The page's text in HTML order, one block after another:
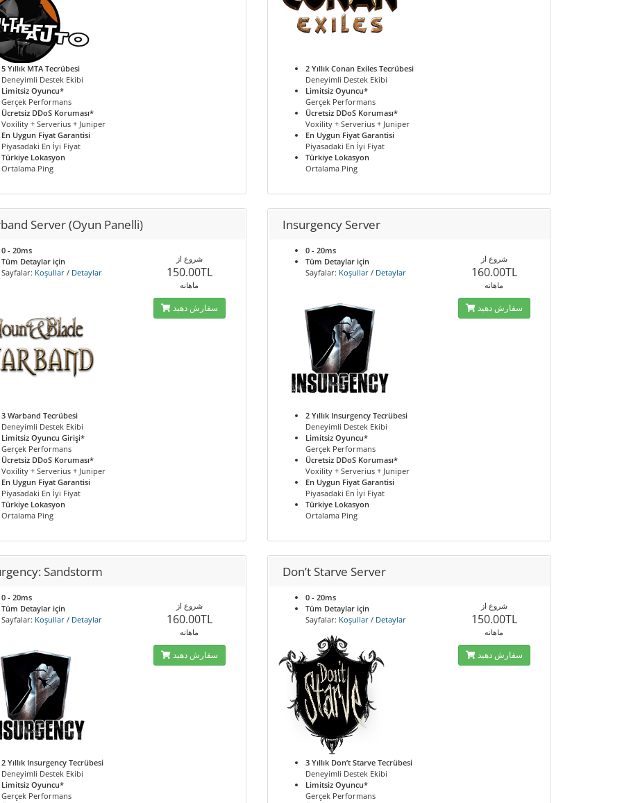
5 Yıllık MTA Tecrübesi
Deneyimli Destek Ekibi
Limitsiz Oyuncu*
Gerçek Performans
Ücretsiz DDoS Koruması*
Voxility + Serverius + Juniper
En Uygun Fiyat Garantisi
Piyasadaki En İyi Fiyat
Türkiye Lokasyon
Ortalama Ping
2 Yıllık Conan Exiles Tecrübesi
Deneyimli Destek Ekibi
Limitsiz Oyuncu*
Gerçek Performans
Ücretsiz DDoS Koruması*
Voxility + Serverius + Juniper
En Uygun Fiyat Garantisi
Piyasadaki En İyi Fiyat
Türkiye Lokasyon
Ortalama Ping
Server (Oyun Panelli)
0 - 20ms
Tüm Detaylar için
Sayfalar: Koşullar/ Detaylar
3 Warband Tecrübesi
Deneyimli Destek Ekibi
Limitsiz Oyuncu Girişi*
Gerçek Performans
Ücretsiz DDoS Koruması*
Voxility + Serverius + Juniper
En Uygun Fiyat Garantisi
Piyasadaki En İyi Fiyat
Türkiye Lokasyon
Ortalama Ping
شروع از
150.00TL
ماهانه
سفارش دهید
Insurgency Server
0 - 20ms
Tüm Detaylar için
Sayfalar: Koşullar / Detaylar
2 Yıllık Insurgency Tecrübesi
Deneyimli Destek Ekibi
Limitsiz Oyuncu*
Gerçek Performans
Ücretsiz DDoS Koruması*
Voxility + Serverius + Juniper
En Uygun Fiyat Garantisi
Piyasadaki En İyi Fiyat
Türkiye Lokasyon
Ortalama Ping
شروع از
160.00TL
ماهانه
سفارش دهید
Sandstorm
0 - 20ms
Tüm Detaylar için
Sayfalar: Koşullar/ Detaylar
2 Yıllık Insurgency Tecrübesi
Deneyimli Destek Ekibi
Limitsiz Oyuncu*
Gerçek Performans
شروع از
160.00TL
ماهانه
سفارش دهید
Don’t Starve Server
0 - 20ms
Tüm Detaylar için
Sayfalar: Koşullar / Detaylar
3 Yıllık Don’t Starve Tecrübesi
Deneyimli Destek Ekibi
Limitsiz Oyuncu*
Gerçek Performans
شروع از
150.00TL
ماهانه
سفارش دهید